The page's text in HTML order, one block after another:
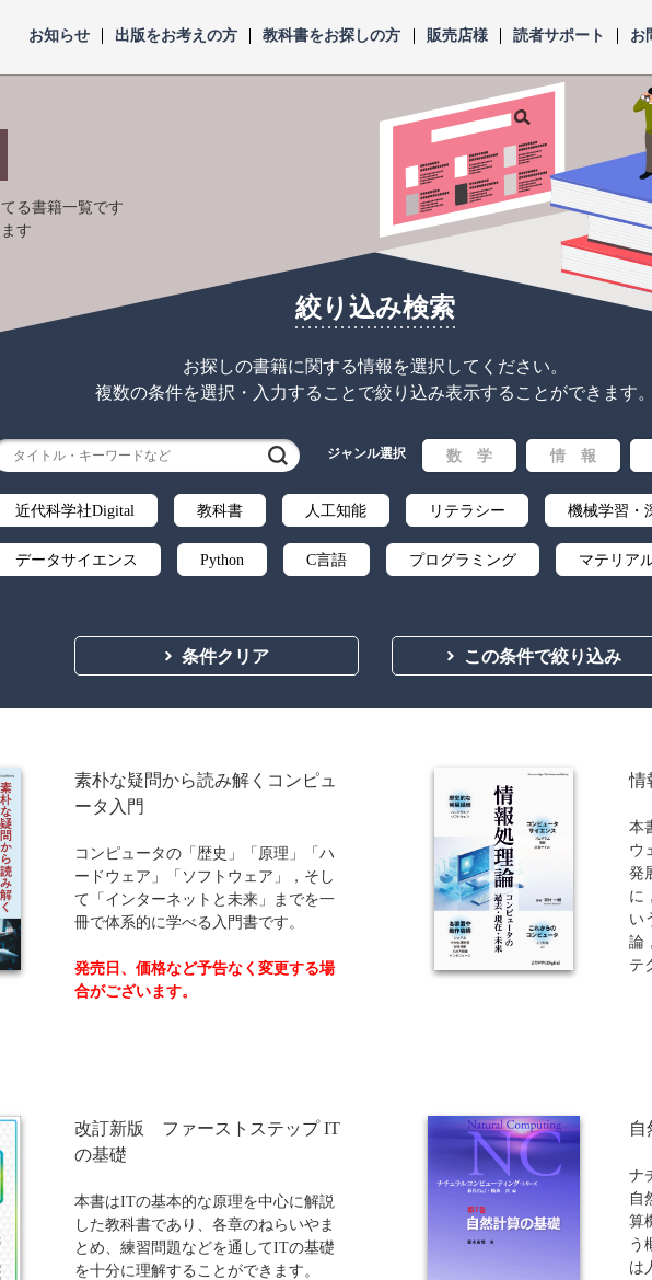
代科学社
お知らせ 出版をお考えの方 教科書をお探しの方 販売店様 読者サポート お
る書籍一覧です
す
絞り込み検索
お探しの書籍に関する情報を選択してください。
複数の条件を選択・入力することで絞り込み表示することができます。
検索
ジャンル選択 数 学 情 報
近代科学社Digital 教科書 人工知能 リテラシー 機械学習・
データサイエンス Python C言語 プログラミング マテリア
応用数学 群論・環論 情報処理
アルゴリズム 自然言語処理 オペレーションズ・リサーチ 機械工学
暗号・セキュリティ 要求仕様
流通・物流 食品 シミュレーション 生物 都市計画・建築
歴史・科学史 医療・医薬 金融 辞典・公式集
ウェブデザイン 公立はこだて未来大学
教育機関向け 中学・高校・大学生向け
条件クリア この条件で絞り込み
素朴な疑問から読み解くコンピュ
ータ入門
コンピュータの「歴史」「原理」「ハ
ードウェア」「ソフトウェア」，そし
て「インターネットと未来」までを一
冊で体系的に学べる入門書です。
発売日、価格など予告なく変更する場
合がございます。
情
本
ウ
発
に
い
論
テ
著
改訂新版 ファーストステップ IT
の基礎
本書はITの基本的な原理を中心に解説
した教科書であり、各章のねらいやま
とめ、練習問題などを通してITの基礎
を十分に理解することができます。
自
ナ
自
算
う
は